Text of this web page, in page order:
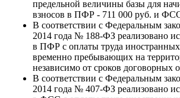
предельной величины базы для
взносов в ПФР - 711 000 руб. и
В соответствии с Федеральным
2014 года № 188-ФЗ реализовано
в ПФР с оплаты труда
временно пребывающих на
независимо от сроков договорных
В соответствии с Федеральным
2014 года № 407-ФЗ реализовано